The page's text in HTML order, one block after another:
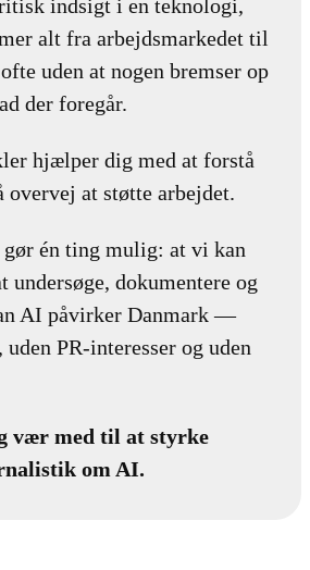
indsigt i en teknologi,
alt fra arbejdsmarkedet til
uden at nogen bremser op
der foregår.
hjælper dig med at forstå
overvej at støtte arbejdet.
gør én ting mulig: at vi kan
undersøge, dokumentere og
AI påvirker Danmark —
PR-interesser og uden
vær med til at styrke
om AI.